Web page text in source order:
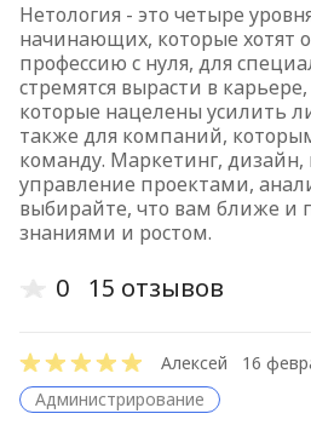
Нетология - это четыре
начинающих, которые хотят
профессию с нуля, для
стремятся вырасти в
которые нацелены усилить
также для компаний,
команду. Маркетинг,
управление проектами,
выбирайте, что вам ближе и
знаниями и ростом.
0 15 отзывов
Алексей
16
Администрирование